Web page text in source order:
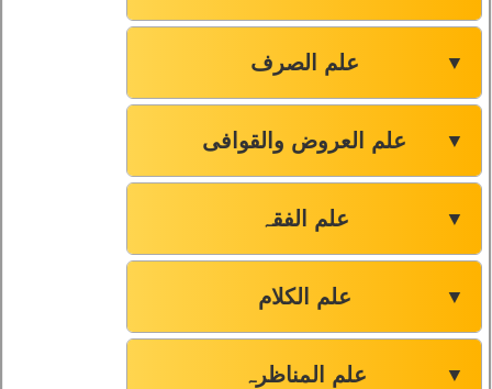
علم الصرف ▼
علم العروض والقوافی ▼
علم الفقہ ▼
علم الکلام ▼
علم المناظرہ ▼